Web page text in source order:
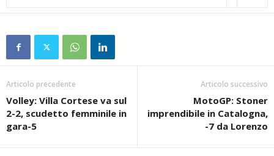
Articolo precedente
Volley: Villa Cortese va sul
2-2, scudetto femminile in
gara-5
Articolo successivo
MotoGP: Stoner
imprendibile in Catalogna,
-7 da Lorenzo